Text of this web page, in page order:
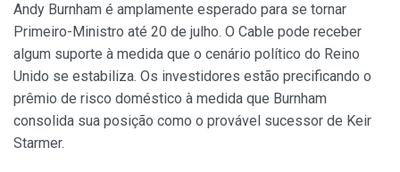
Andy Burnham é amplamente esperado para se tornar
Primeiro-Ministro até 20 de julho. O Cable pode receber
algum suporte à medida que o cenário político do Reino
Unido se estabiliza. Os investidores estão precificando o
prêmio de risco doméstico à medida que Burnham
consolida sua posição como o provável sucessor de Keir
Starmer.